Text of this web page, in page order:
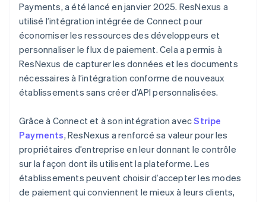
Payments, a été lancé en janvier 2025. ResNexus a
utilisé l’intégration intégrée de Connect pour
économiser les ressources des développeurs et
personnaliser le flux de paiement. Cela a permis à
ResNexus de capturer les données et les documents
nécessaires à l’intégration conforme de nouveaux
établissements sans créer d’API personnalisées.
Grâce à Connect et à son intégration avecStripe
Payments, ResNexus a renforcé sa valeur pour les
propriétaires d’entreprise en leur donnant le contrôle
sur la façon dont ils utilisent la plateforme. Les
établissements peuvent choisir d’accepter les modes
de paiement qui conviennent le mieux à leurs clients,